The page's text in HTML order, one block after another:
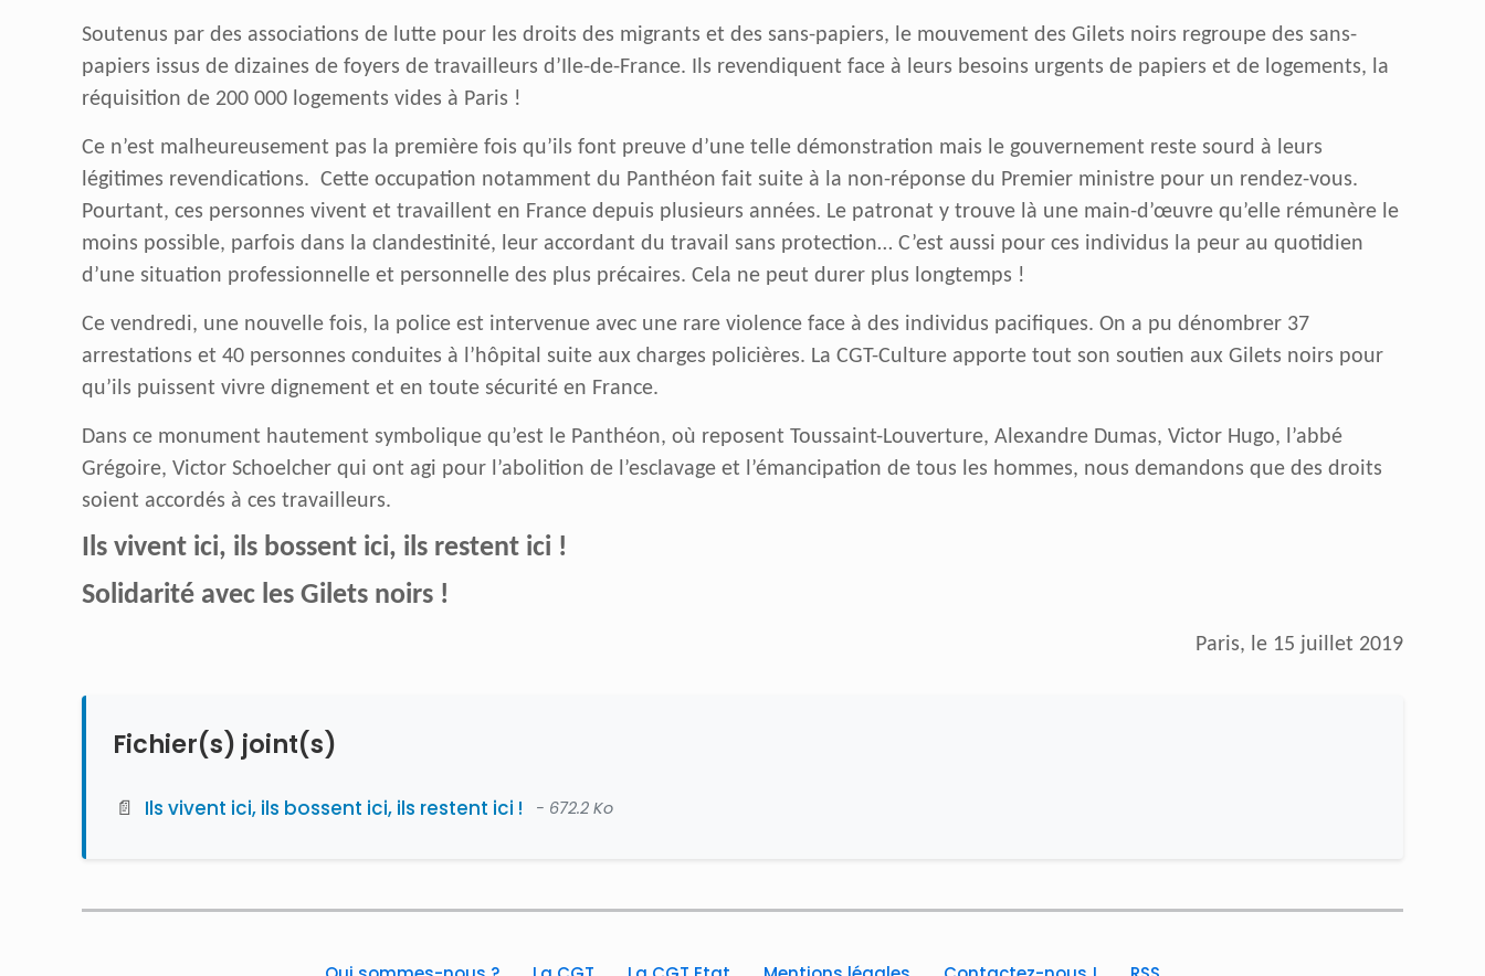
Soutenus par des associations de lutte pour les droits des migrants et des sans-papiers, le mouvement des Gilets noirs regroupe des sans-
papiers issus de dizaines de foyers de travailleurs d’Ile-de-France. Ils revendiquent face à leurs besoins urgents de papiers et de logements, la
réquisition de 200 000 logements vides à Paris !
Ce n’est malheureusement pas la première fois qu’ils font preuve d’une telle démonstration mais le gouvernement reste sourd à leurs
légitimes revendications. Cette occupation notamment du Panthéon fait suite à la non-réponse du Premier ministre pour un rendez-vous.
Pourtant, ces personnes vivent et travaillent en France depuis plusieurs années. Le patronat y trouve là une main-d’œuvre qu’elle rémunère le
moins possible, parfois dans la clandestinité, leur accordant du travail sans protection… C’est aussi pour ces individus la peur au quotidien
d’une situation professionnelle et personnelle des plus précaires. Cela ne peut durer plus longtemps !
Ce vendredi, une nouvelle fois, la police est intervenue avec une rare violence face à des individus pacifiques. On a pu dénombrer 37
arrestations et 40 personnes conduites à l’hôpital suite aux charges policières. La CGT-Culture apporte tout son soutien aux Gilets noirs pour
qu’ils puissent vivre dignement et en toute sécurité en France.
Dans ce monument hautement symbolique qu’est le Panthéon, où reposent Toussaint-Louverture, Alexandre Dumas, Victor Hugo, l’abbé
Grégoire, Victor Schoelcher qui ont agi pour l’abolition de l’esclavage et l’émancipation de tous les hommes, nous demandons que des droits
soient accordés à ces travailleurs.
Ils vivent ici, ils bossent ici, ils restent ici !
Solidarité avec les Gilets noirs !
Paris, le 15 juillet 2019
Fichier(s) joint(s)
📄 Ils vivent ici, ils bossent ici, ils restent ici ! - 672.2 Ko